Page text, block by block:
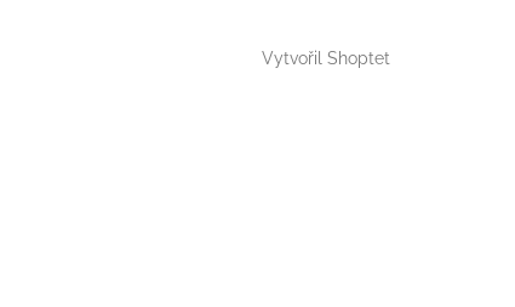
Vytvořil Shoptet